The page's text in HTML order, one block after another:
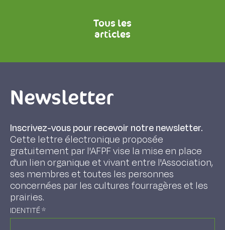
Tous les
articles
Newsletter
Inscrivez-vous pour recevoir notre newsletter.
Cette lettre électronique proposée
gratuitement par l'AFPF vise la mise en place
d'un lien organique et vivant entre l'Association,
ses membres et toutes les personnes
concernées par les cultures fourragères et les
prairies.
IDENTITÉ*